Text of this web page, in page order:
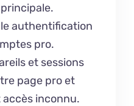
authentification
pro.
et sessions
page pro et
inconnu.